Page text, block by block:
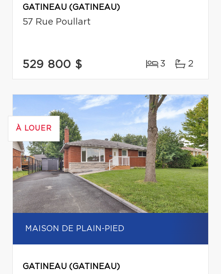
GATINEAU (GATINEAU)
57 Rue Poullart
529 800 $ 3 2
À LOUER
MAISON DE PLAIN-PIED
GATINEAU (GATINEAU)